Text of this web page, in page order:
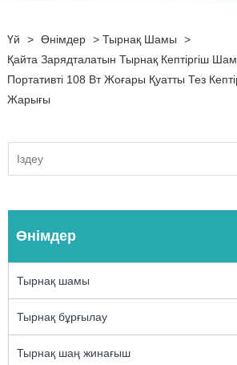
Үй > Өнімдер > Тырнақ Шамы
>
Қайта Зарядталатын Тырнақ Кептіргіш
Портативті 108 Вт Жоғары Қуатты Тез
Жарығы
Өнімдер
Тырнақ шамы
Тырнақ бұрғылау
Тырнақ шаң жинағыш